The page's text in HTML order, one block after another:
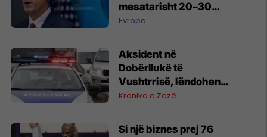
mesatarisht 20–30
minuta në Ukrainë
Evropa
Aksident në
Dobërllukë të
Vushtrrisë, lëndohen
tri persona
Kronika e Zezë
Si një biznes prej 76